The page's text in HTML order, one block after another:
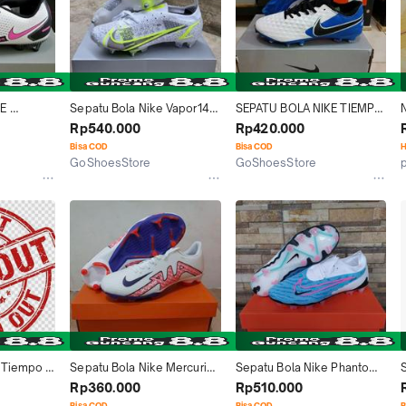
-
Sepatu Bola Nike Vapor14
Elite Safari Putih White
anticlog Ac
Rp540.000
Bisa COD
GoShoesStore
SEPATU BOLA NIKE TIEMPO
LEGEND8 PUTIH BIRU FG -
SEPATU NIKE - SOCCER
Rp420.000
Bisa COD
GoShoesStore
Volt
Sepatu Bola Nike Mercurial
Vapor15 Academy Putih
Merah White Red Fg
Rp360.000
Sepatu Bola Nike Phantom
GX Elite Putih Biru White
Blue Fg
Rp510.000